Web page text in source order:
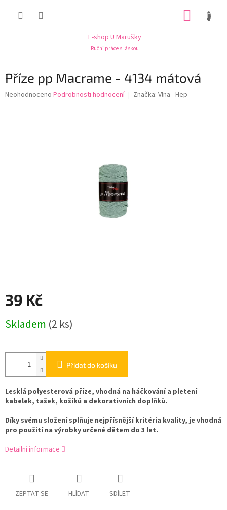
E-shop U Marušky
Ruční práce s láskou
Příze pp Macrame - 4134 mátová
Průměrné
Neohodnoceno Podrobnosti hodnocení Značka: Vlna - Hep
39 Kč
cena:
Skladem (2 ks)
Přidat do košíku
Lesklá polyesterová příze, vhodná na háčkování a pletení
kabelek, tašek, košíků a dekorativních doplňků.
Díky svému složení splňuje nejpřísnější kritéria kvality, je vhodná
pro použití na výrobky určené dětem do 3 let.
Detailní informace
ZEPTAT SE HLÍDAT SDÍLET